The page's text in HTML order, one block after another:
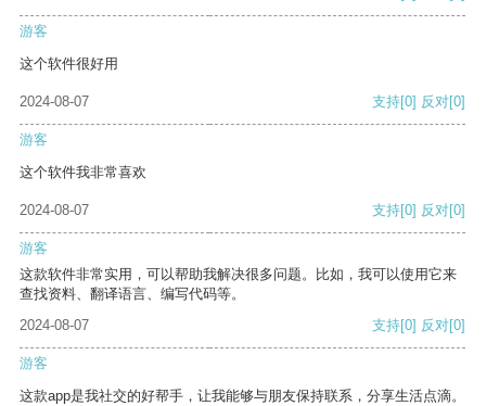
游客
这个软件很好用
2024-08-07 支持[0] 反对[0]
游客
这个软件我非常喜欢
2024-08-07 支持[0] 反对[0]
游客
这款软件非常实用，可以帮助我解决很多问题。比如，我可以使用它来
查找资料、翻译语言、编写代码等。
2024-08-07
支持[0] 反对[0]
游客
这款app是我社交的好帮手，让我能够与朋友保持联系，分享生活点滴。